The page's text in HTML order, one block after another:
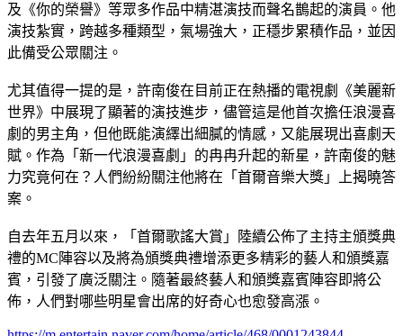
及《你的榮譽》等眾多作品中精湛演技而聲名鵲起的演員。他
演技紮實，跨越多種類型，氣場強大，正穩步累積作品，並因
此備受公眾關注。
尤其值得一提的是，許南俊在目前正在熱播的電視劇《美麗新
世界》中展現了顯著的演技進步，儘管這是他首次擔任浪漫喜
劇的男主角，但他既能演繹出細膩的情感，又能展現出喜劇天
賦。作為「新一代浪漫喜劇」的冉冉升起的新星，許南俊的魅
力究竟何在？人們紛紛關注他將在「首爾音樂大獎」上揭曉答
案。
自去年五月以來，「首爾歌謠大賞」陸續公佈了主持主頒獎典
禮的MC陣容以及將為頒獎典禮增添更多精彩的藝人和頒獎嘉
賓，引發了廣泛關注。隨著最終藝人和頒獎嘉賓陣容即將公
佈，人們對哪些明星會出席的好奇心也愈發高漲。